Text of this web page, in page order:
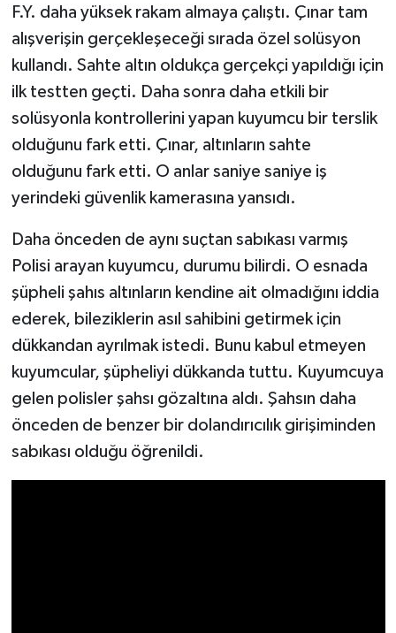
F.Y. daha yüksek rakam almaya çalıştı. Çınar tam
alışverişin gerçekleşeceği sırada özel solüsyon
kullandı. Sahte altın oldukça gerçekçi yapıldığı için
ilk testten geçti. Daha sonra daha etkili bir
solüsyonla kontrollerini yapan kuyumcu bir terslik
olduğunu fark etti. Çınar, altınların sahte
olduğunu fark etti. O anlar saniye saniye iş
yerindeki güvenlik kamerasına yansıdı.
Daha önceden de aynı suçtan sabıkası varmış
Polisi arayan kuyumcu, durumu bilirdi. O esnada
şüpheli şahıs altınların kendine ait olmadığını iddia
ederek, bileziklerin asıl sahibini getirmek için
dükkandan ayrılmak istedi. Bunu kabul etmeyen
kuyumcular, şüpheliyi dükkanda tuttu. Kuyumcuya
gelen polisler şahsı gözaltına aldı. Şahsın daha
önceden de benzer bir dolandırıcılık girişiminden
sabıkası olduğu öğrenildi.